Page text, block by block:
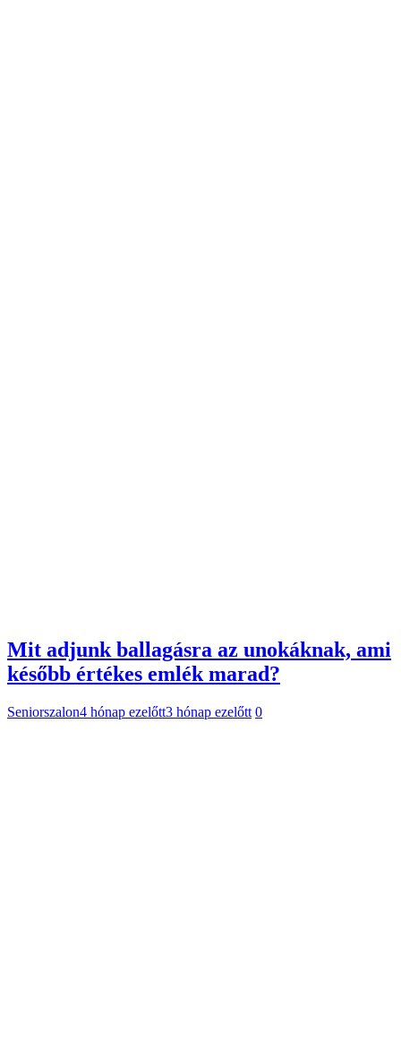
Mit adjunk ballagásra az unokáknak, ami
később értékes emlék marad?
Seniorszalon4 hónap ezelőtt3 hónap ezelőtt 0